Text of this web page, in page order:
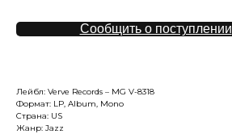
Сообщить о поступлении
Лейбл: Verve Records – MG V-8318
Формат: LP, Album, Mono
Страна: US
Жанр: Jazz